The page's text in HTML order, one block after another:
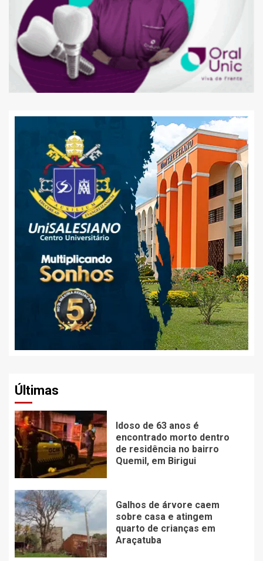
Últimas
Idoso de 63 anos é
encontrado morto dentro
de residência no bairro
Quemil, em Birigui
Galhos de árvore caem
sobre casa e atingem
quarto de crianças em
Araçatuba